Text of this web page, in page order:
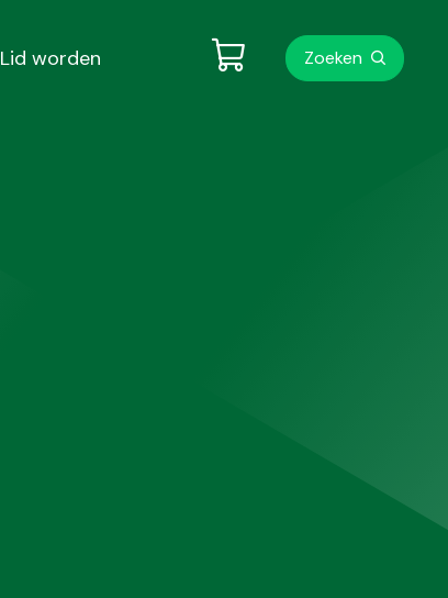
Lid worden Zoeken